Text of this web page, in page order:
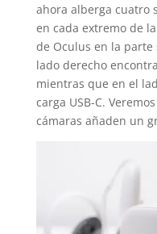
ahora alberga cuatro
en cada extremo de
de Oculus en la
lado derecho
mientras que en el
carga USB-C.
cámaras añaden un